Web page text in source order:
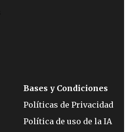
Bases y Condiciones
Políticas de Privacidad
Política de uso de la IA